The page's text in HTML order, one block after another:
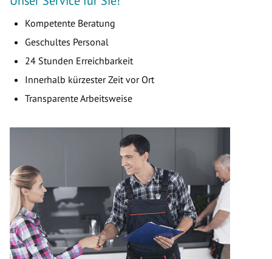
Kompetente Beratung
Geschultes Personal
24 Stunden Erreichbarkeit
Innerhalb kürzester Zeit vor Ort
Transparente Arbeitsweise